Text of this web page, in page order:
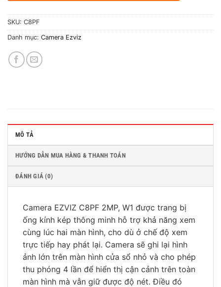
SKU: C8PF
Danh mục: Camera Ezviz
MÔ TẢ
HƯỚNG DẪN MUA HÀNG & THANH TOÁN
ĐÁNH GIÁ (0)
Camera EZVIZ C8PF 2MP, W1 được trang bị
ống kính kép thông minh hỗ trợ khả năng xem
cùng lúc hai màn hình, cho dù ở chế độ xem
trực tiếp hay phát lại. Camera sẽ ghi lại hình
ảnh lớn trên màn hình cửa sổ nhỏ và cho phép
thu phóng 4 lần để hiển thị cận cảnh trên toàn
màn hình mà vẫn giữ được độ nét. Điều đó